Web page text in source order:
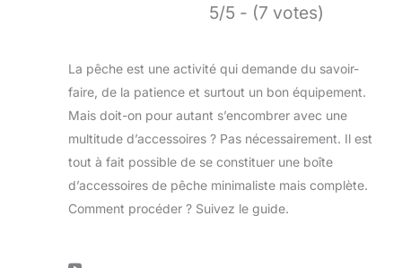
5/5 - (7 votes)
La pêche est une activité qui demande du savoir-
faire, de la patience et surtout un bon équipement.
Mais doit-on pour autant s’encombrer avec une
multitude d’accessoires ? Pas nécessairement. Il est
tout à fait possible de se constituer une boîte
d’accessoires de pêche minimaliste mais complète.
Comment procéder ? Suivez le guide.